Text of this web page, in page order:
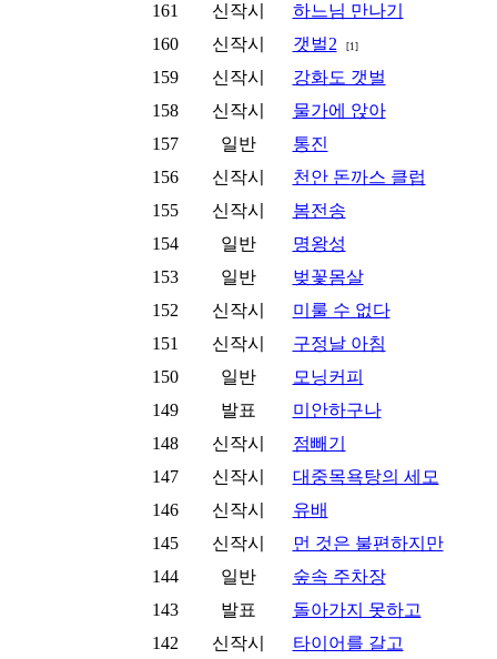
161
신작시
하느님 만나기
160
신작시 갯벌2 [1]
159 신작시
강화도 갯벌
158
신작시
물가에 앉아
157
일반
통진
156
신작시
천안 돈까스 클럽
155
신작시
봄전송
154
일반
명왕성
153
일반
벚꽃몸살
152
신작시
미룰 수 없다
151
신작시
구정날 아침
150
일반
모닝커피
149
발표
미안하구나
148
신작시
점빼기
147
신작시
대중목욕탕의 세모
146
신작시
유배
145
신작시
먼 것은 불편하지만
144
일반
숲속 주차장
143
발표
돌아가지 못하고
142
신작시 타이어를 갈고